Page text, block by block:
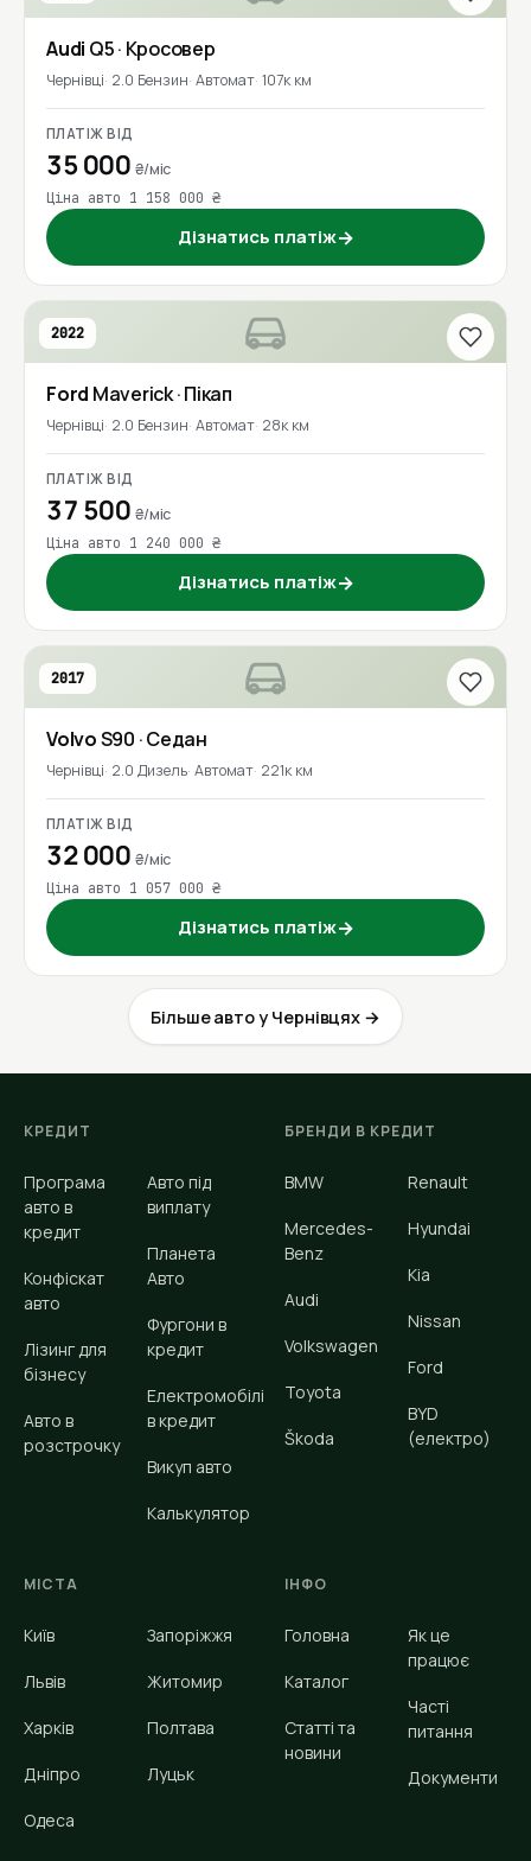
Audi Q5· Кросовер
Чернівці 2.0 Бензин Автомат 107к км
ПЛАТІЖ ВІД
35 000 ₴/міс
Ціна авто 1 158 000 ₴
Дізнатись платіж→
2022
Ford Maverick· Пікап
Чернівці 2.0 Бензин Автомат 28к км
ПЛАТІЖ ВІД
37 500 ₴/міс
Ціна авто 1 240 000 ₴
Дізнатись платіж→
2017
VolvoS90 · Седан
Чернівці 2.0 Дизель Автомат 221к км
ПЛАТІЖ ВІД
32 000 ₴/міс
Ціна авто 1 057 000 ₴
Дізнатись платіж→
Більше авто у Чернівцях →
КРЕДИТ
Програма
авто в
кредит
Конфіскат
авто
Лізинг для
бізнесу
Авто в
розстрочку
Авто під
виплату
Планета
Авто
Фургони в
кредит
Електромобілі
в кредит
Викуп авто
Калькулятор
БРЕНДИ В КРЕДИТ
BMW
Mercedes-
Benz
Audi
Volkswagen
Toyota
Škoda
Renault
Hyundai
Kia
Nissan
Ford
BYD
(електро)
МІСТА
Київ
Львів
Харків
Дніпро
Одеса
Запоріжжя
Житомир
Полтава
Луцьк
ІНФО
Головна
Каталог
Статті та
новини
Як це
працює
Часті
питання
Документи